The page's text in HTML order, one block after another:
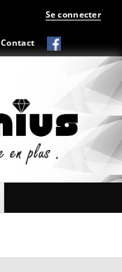
Contact
Se connecter
Aller